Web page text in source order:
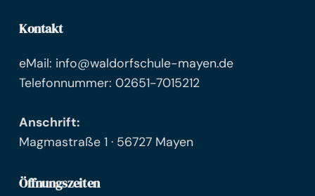
Kontakt
eMail: info@waldorfschule-mayen.de
Telefonnummer: 02651-7015212
Anschrift:
Magmastraße 1 · 56727 Mayen
Öffnungszeiten